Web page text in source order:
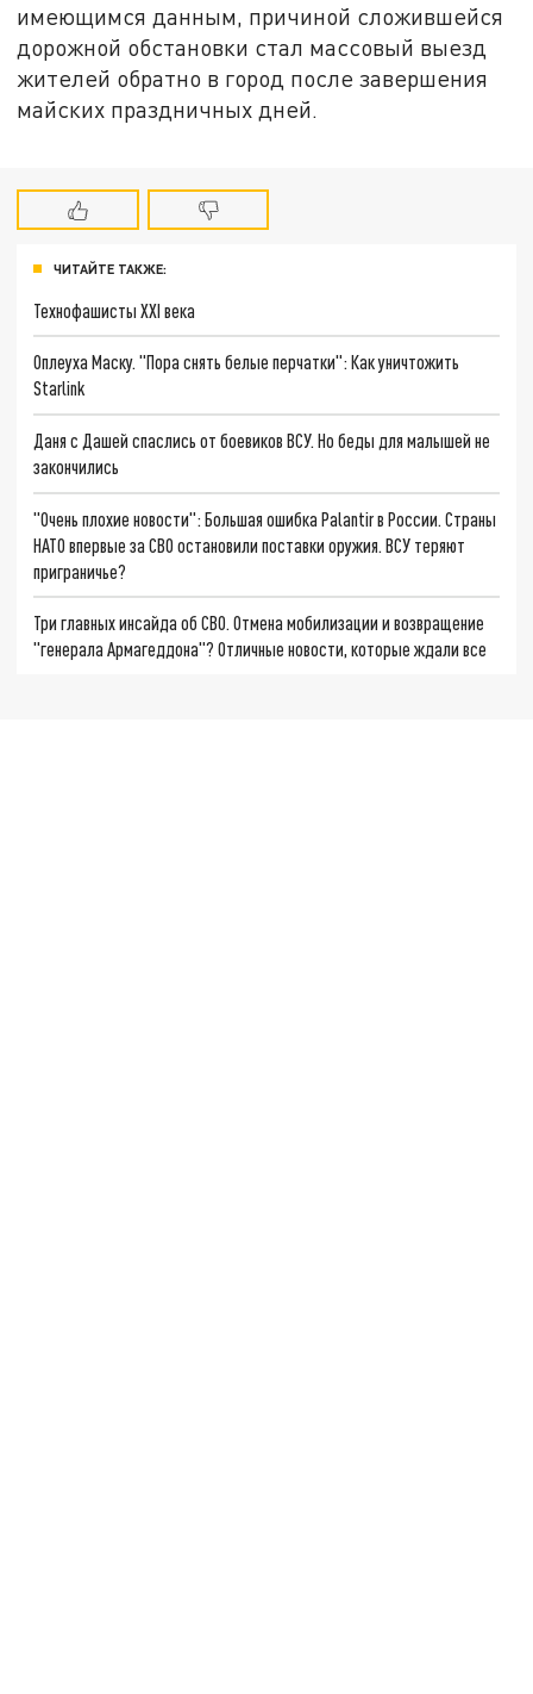
имеющимся данным, причиной сложившейся
дорожной обстановки стал массовый выезд
жителей обратно в город после завершения
майских праздничных дней.
ЧИТАЙТЕ ТАКЖЕ:
Технофашисты XXI века
Оплеуха Маску. "Пора снять белые перчатки": Как уничтожить
Starlink
Даня с Дашей спаслись от боевиков ВСУ. Но беды для малышей не
закончились
"Очень плохие новости": Большая ошибка Palantir в России. Страны
НАТО впервые за СВО остановили поставки оружия. ВСУ теряют
приграничье?
Три главных инсайда об СВО. Отмена мобилизации и возвращение
"генерала Армагеддона"? Отличные новости, которые ждали все